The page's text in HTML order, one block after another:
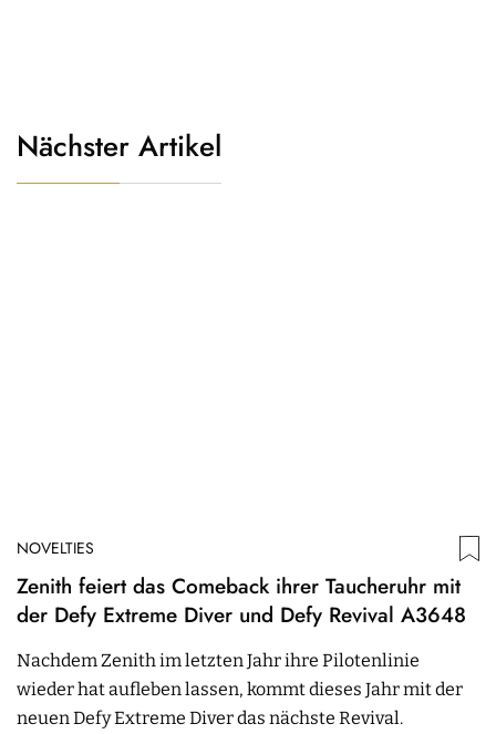
Nächster Artikel
NOVELTIES
Zenith feiert das Comeback ihrer Taucheruhr mit
der Defy Extreme Diver und Defy Revival A3648
Nachdem Zenith im letzten Jahr ihre Pilotenlinie
wieder hat aufleben lassen, kommt dieses Jahr mit der
neuen Defy Extreme Diver das nächste Revival.